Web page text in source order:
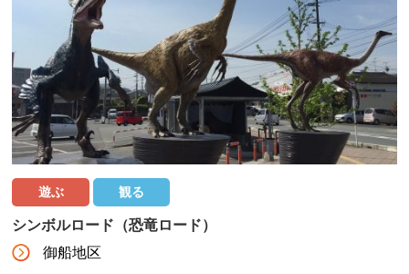
遊ぶ 観る
シンボルロード（恐竜ロード）
御船地区